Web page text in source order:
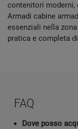
contenitori
Armadi cabine
essenziali nella
pratica e completa
FAQ
Dove posso